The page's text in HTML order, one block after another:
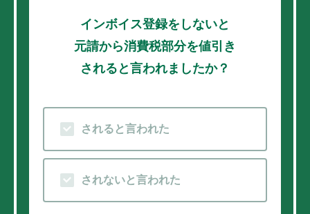
インボイス登録をしないと
元請から消費税部分を値引き
されると言われましたか？
されると言われた
されないと言われた